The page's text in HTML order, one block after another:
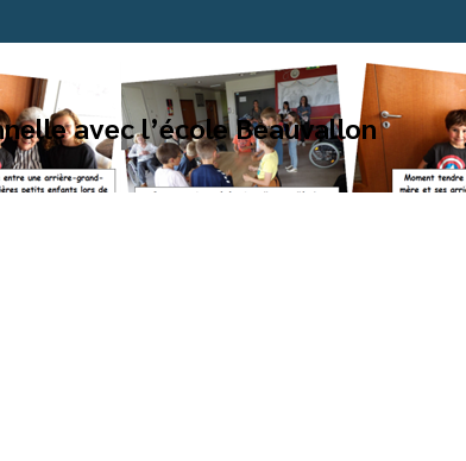
avec l’école Beauvallon